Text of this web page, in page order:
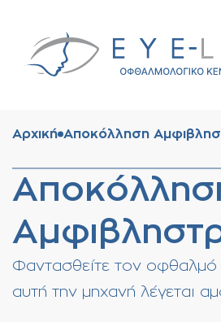
Αρχική Αποκόλληση
Φαντασθείτε τον
αυτή την μηχανή λέγεται